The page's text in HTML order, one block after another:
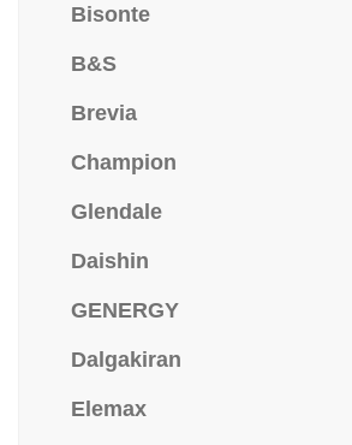
Bisonte
B&S
Brevia
Champion
Glendale
Daishin
GENERGY
Dalgakiran
Elemax